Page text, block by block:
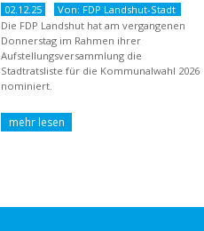
02.12.25
Von: FDP Landshut-Stadt
Die FDP Landshut hat am vergangenen
Donnerstag im Rahmen ihrer
Aufstellungsversammlung die
Stadtratsliste für die Kommunalwahl 2026
nominiert.